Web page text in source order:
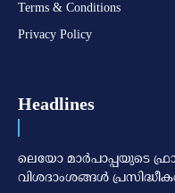
Terms & Conditions
Privacy Policy
Headlines
ലെയോ മാര്‍പാപ്പയുടെ
വിശദാംശങ്ങള്‍